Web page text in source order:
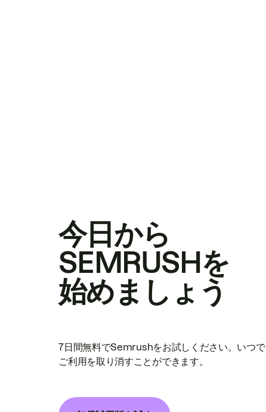
今日から
SEMRUSHを
始めましょう
7日間無料でSemrushをお試しください。いつ
ご利用を取り消すことができます。